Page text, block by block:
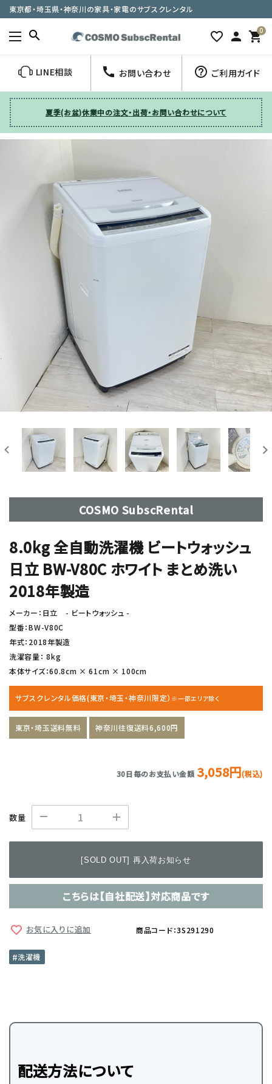
東京都・埼玉県・神奈川の家具・家電のサブスクレンタル
search favorite_border person 0
shopping_cart
LINE相談 call お問い合わせ help_outline ご利用ガイド
夏季(お盆)休業中の注文・出荷・お問い合わせについて
COSMO SubscRental
8.0kg 全自動洗濯機 ビートウォッシュ
日立 BW-V80C ホワイト まとめ洗い
2018年製造
メーカー：日立 - ビートウォッシュ -
型番：BW-V80C
年式：2018年製造
洗濯容量： 8kg
本体サイズ：60.8cm × 61cm × 100cm
サブスクレンタル価格(東京・埼玉・神奈川限定） ※一部エリア除く
東京・埼玉送料無料 神奈川往復送料6,600円
30日毎のお支払い金額 3,058円(税込)
数量
[SOLD OUT] 再入荷お知らせ
こちらは【自社配送】対応商品です
お気に入りに追加 商品コード：3S291290
洗濯機
配送方法について